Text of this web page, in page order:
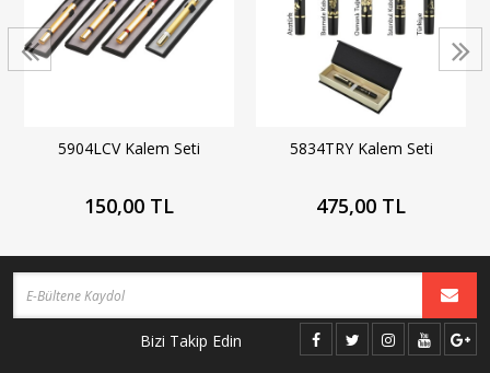
5904LCV Kalem Seti
150,00 TL
5834TRY Kalem Seti
475,00 TL
Bizi Takip Edin